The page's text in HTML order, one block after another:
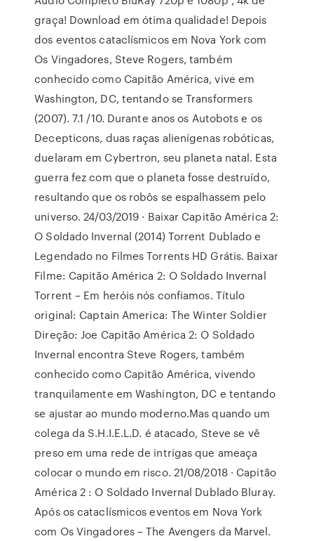
graça! Download em ótima qualidade! Depois
dos eventos cataclísmicos em Nova York com
Os Vingadores, Steve Rogers, também
conhecido como Capitão América, vive em
Washington, DC, tentando se Transformers
(2007). 7.1 /10. Durante anos os Autobots e os
Decepticons, duas raças alienígenas robóticas,
duelaram em Cybertron, seu planeta natal. Esta
guerra fez com que o planeta fosse destruído,
resultando que os robôs se espalhassem pelo
universo. 24/03/2019 · Baixar Capitão América 2:
O Soldado Invernal (2014) Torrent Dublado e
Legendado no Filmes Torrents HD Grátis. Baixar
Filme: Capitão América 2: O Soldado Invernal
Torrent – Em heróis nós confiamos. Título
original: Captain America: The Winter Soldier
Direção: Joe Capitão América 2: O Soldado
Invernal encontra Steve Rogers, também
conhecido como Capitão América, vivendo
tranquilamente em Washington, DC e tentando
se ajustar ao mundo moderno.Mas quando um
colega da S.H.I.E.L.D. é atacado, Steve se vê
preso em uma rede de intrigas que ameaça
colocar o mundo em risco. 21/08/2018 · Capitão
América 2 : O Soldado Invernal Dublado Bluray.
Após os cataclísmicos eventos em Nova York
com Os Vingadores – The Avengers da Marvel.